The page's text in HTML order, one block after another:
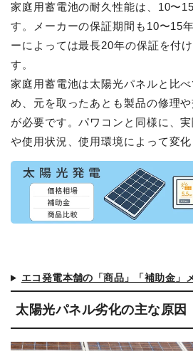
家庭用蓄電池の耐久性能は、10〜
す。メーカーの保証期間も10〜15
ーによっては最長20年の保証を付
す。
家庭用蓄電池は太陽光パネルと比
め、元を取ったあとも製品の修理
が必要です。パワコンと同様に、
や使用状況、使用環境によって変化
エコ発電本舗の「商品」「補助金」
太陽光パネル劣化の主な原因